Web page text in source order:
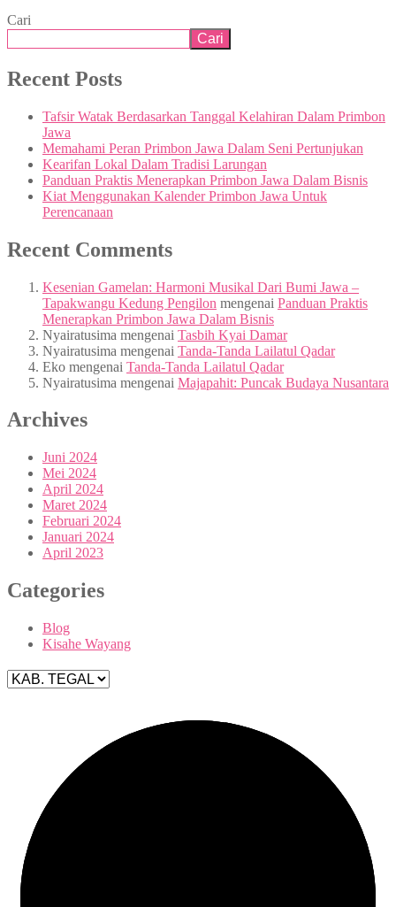
Cari
Cari
Recent Posts
Tafsir Watak Berdasarkan Tanggal Kelahiran Dalam Primbon
Jawa
Memahami Peran Primbon Jawa Dalam Seni Pertunjukan
Kearifan Lokal Dalam Tradisi Larungan
Panduan Praktis Menerapkan Primbon Jawa Dalam Bisnis
Kiat Menggunakan Kalender Primbon Jawa Untuk
Perencanaan
Recent Comments
Kesenian Gamelan: Harmoni Musikal Dari Bumi Jawa –
Tapakwangu Kedung Pengilon mengenai Panduan Praktis
Menerapkan Primbon Jawa Dalam Bisnis
Nyairatusima mengenai Tasbih Kyai Damar
Nyairatusima mengenai Tanda-Tanda Lailatul Qadar
Eko mengenai Tanda-Tanda Lailatul Qadar
Nyairatusima mengenai Majapahit: Puncak Budaya Nusantara
Archives
Juni 2024
Mei 2024
April 2024
Maret 2024
Februari 2024
Januari 2024
April 2023
Categories
Blog
Kisahe Wayang